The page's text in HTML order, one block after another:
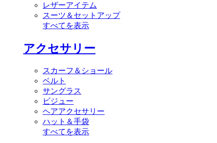
レザーアイテム
スーツ＆セットアップ
すべてを表示
アクセサリー
スカーフ＆ショール
ベルト
サングラス
ビジュー
ヘアアクセサリー
ハット＆手袋
すべてを表示